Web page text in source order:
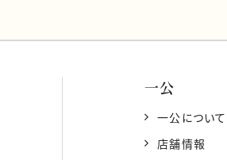
一公
一公について
店舗情報